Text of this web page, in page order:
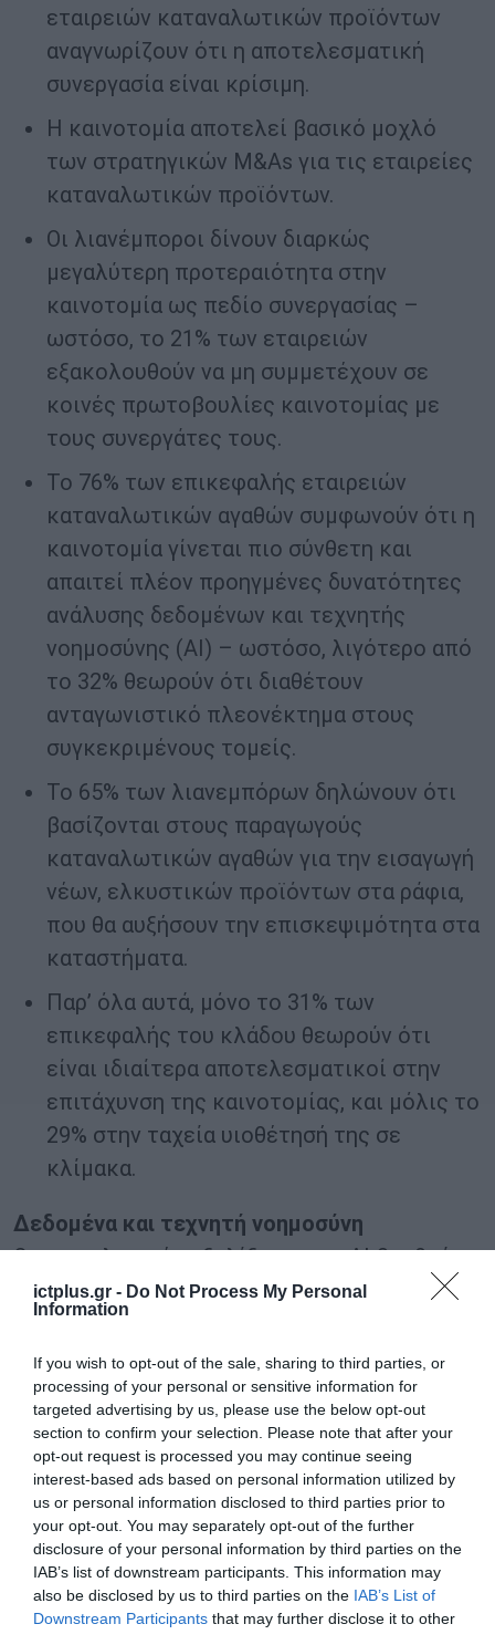
ictplus.gr - Do Not Process My Personal
Information
If you wish to opt-out of the sale, sharing to third parties, or
processing of your personal or sensitive information for
targeted advertising by us, please use the below opt-out
section to confirm your selection. Please note that after your
opt-out request is processed you may continue seeing
interest-based ads based on personal information utilized by
us or personal information disclosed to third parties prior to
your opt-out. You may separately opt-out of the further
disclosure of your personal information by third parties on the
IAB’s list of downstream participants. This information may
also be disclosed by us to third parties on the IAB’s List of
Downstream Participants that may further disclose it to other
εταιρειών καταναλωτικών προϊόντων
αναγνωρίζουν ότι η αποτελεσματική
συνεργασία είναι κρίσιμη.
Η καινοτομία αποτελεί βασικό μοχλό
των στρατηγικών M&As για τις εταιρείες
καταναλωτικών προϊόντων.
Οι λιανέμποροι δίνουν διαρκώς
μεγαλύτερη προτεραιότητα στην
καινοτομία ως πεδίο συνεργασίας –
ωστόσο, το 21% των εταιρειών
εξακολουθούν να μη συμμετέχουν σε
κοινές πρωτοβουλίες καινοτομίας με
τους συνεργάτες τους.
Το 76% των επικεφαλής εταιρειών
καταναλωτικών αγαθών συμφωνούν ότι η
καινοτομία γίνεται πιο σύνθετη και
απαιτεί πλέον προηγμένες δυνατότητες
ανάλυσης δεδομένων και τεχνητής
νοημοσύνης (AI) – ωστόσο, λιγότερο από
το 32% θεωρούν ότι διαθέτουν
ανταγωνιστικό πλεονέκτημα στους
συγκεκριμένους τομείς.
Το 65% των λιανεμπόρων δηλώνουν ότι
βασίζονται στους παραγωγούς
καταναλωτικών αγαθών για την εισαγωγή
νέων, ελκυστικών προϊόντων στα ράφια,
που θα αυξήσουν την επισκεψιμότητα στα
καταστήματα.
Παρ’ όλα αυτά, μόνο το 31% των
επικεφαλής του κλάδου θεωρούν ότι
είναι ιδιαίτερα αποτελεσματικοί στην
επιτάχυνση της καινοτομίας, και μόλις το
29% στην ταχεία υιοθέτησή της σε
κλίμακα.
Δεδομένα και τεχνητή νοημοσύνη
Οι τεχνολογικές εξελίξεις στην AI βοηθούν
τις εταιρείες καταναλωτικών προϊόντων να
διατηρήσουν τη θέση τους στην αγορά,
μειώνοντας τις χρονοβόρες διαδικασίες
ανάπτυξης νέων προϊόντων και
εντοπίζοντας πιο αποδοτικές επενδυτικές
ευκαιρίες. ΗAI, ταδεδομένακαι ταanalytics
αποτελούν στρατηγική προτεραιότητα για το
52% των λιανεμπόρων και το 45% των
εταιρειών, για την ενίσχυση της
επιχειρησιακής τους απόδοσης την επόμενη
τριετία. Παράλληλα, το 76% των παραγωγών